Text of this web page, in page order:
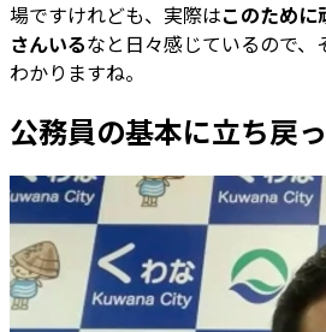
場ですけれども、実際はこのために
さんいるなと日々感じているので、
わかりますね。
公務員の基本に立ち戻